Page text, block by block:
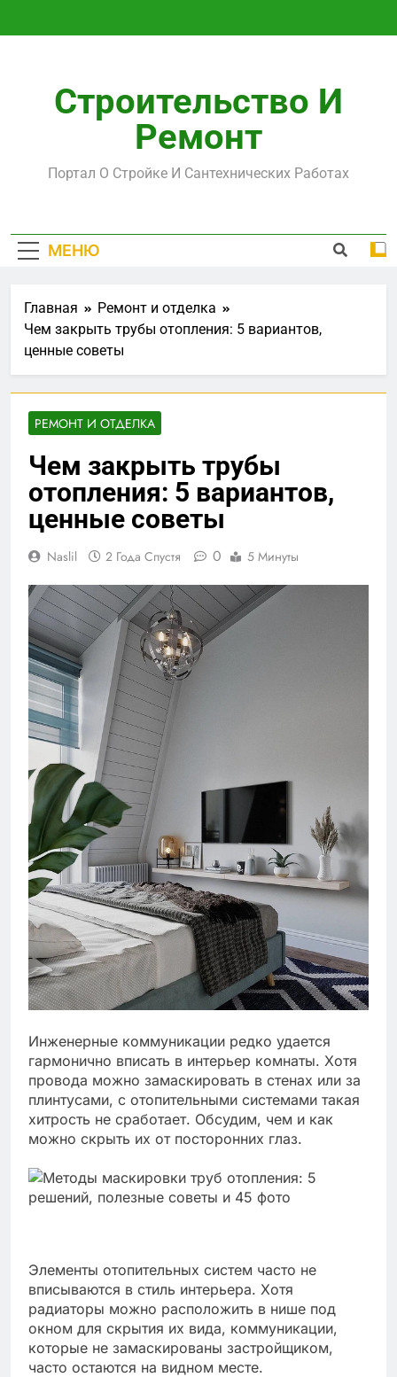
Строительство И
Ремонт
Портал О Стройке И Сантехнических Работах
МЕНЮ
Главная
Ремонт и отделка
Чем закрыть трубы отопления: 5 вариантов,
ценные советы
РЕМОНТ И ОТДЕЛКА
Чем закрыть трубы
отопления: 5 вариантов,
ценные советы
Naslil 2 Года Спустя 0 5 Минуты
Инженерные коммуникации редко удается
гармонично вписать в интерьер комнаты. Хотя
провода можно замаскировать в стенах или за
плинтусами, с отопительными системами такая
хитрость не сработает. Обсудим, чем и как
можно скрыть их от посторонних глаз.
Элементы отопительных систем часто не
вписываются в стиль интерьера. Хотя
радиаторы можно расположить в нише под
окном для скрытия их вида, коммуникации,
которые не замаскированы застройщиком,
часто остаются на видном месте.